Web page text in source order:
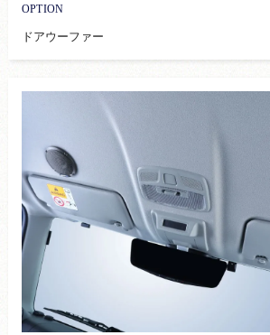
OPTION
ドアウーファー